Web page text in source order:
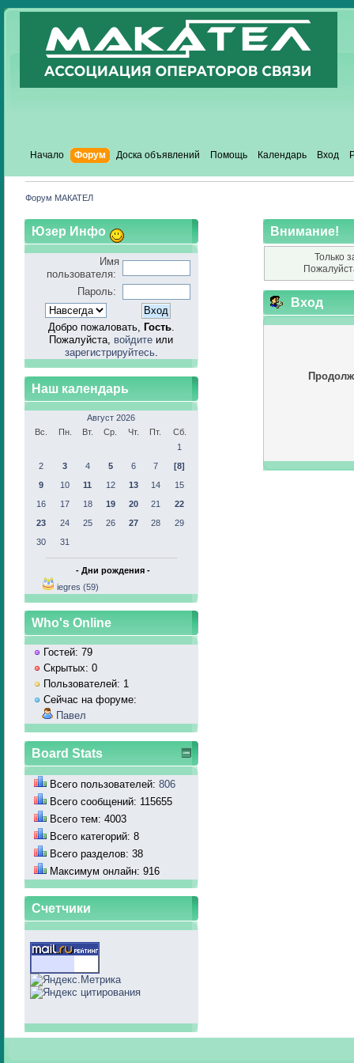
Начало Форум Доска объявлений Помощь Календарь Вход
Форум МАКАТЕЛ
Юзер Инфо
Имя
пользователя:
Пароль:
Добро пожаловать, Гость.
Пожалуйста, войдите или
зарегистрируйтесь.
Наш календарь
Август 2026
Вс.
Пн. Вт. Ср. Чт. Пт.
Сб.
1
2
3 4 5 6 7
[8]
9
10 11 12 13 14
15
16
17 18 19 20 21
22
23
24 25 26 27 28
29
30
31
- Дни рождения -
iegres (59)
Who's Online
Гостей: 79
Скрытых: 0
Пользователей: 1
Сейчас на форуме:
Павел
Board Stats
Всего пользователей: 806
Всего сообщений: 115655
Всего тем: 4003
Всего категорий: 8
Всего разделов: 38
Максимум онлайн: 916
Счетчики
Внимание!
Только
Вход